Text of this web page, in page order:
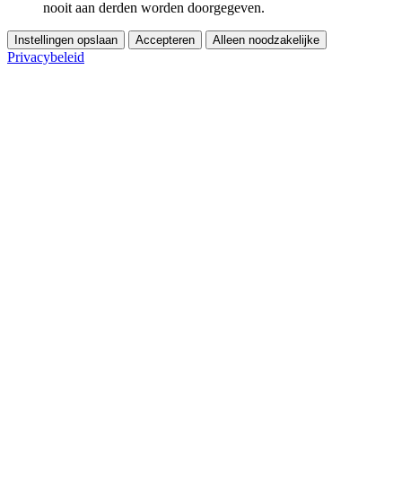
nooit aan derden worden doorgegeven.
Instellingen opslaan Accepteren Alleen noodzakelijke
Privacybeleid